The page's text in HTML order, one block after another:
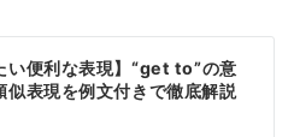
い便利な表現】“get to”の意
似表現を例文付きで徹底解説